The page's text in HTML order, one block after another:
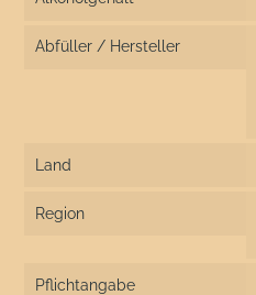
Abfüller / Hersteller
Land
Region
Pflichtangabe